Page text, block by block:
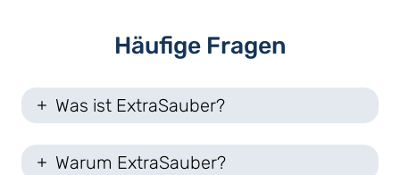
Häufige Fragen
Was ist ExtraSauber?
Warum ExtraSauber?